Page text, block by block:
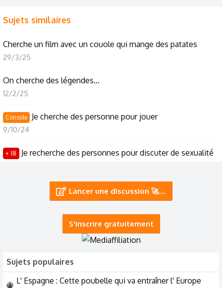
Sujets similaires
Cherche un film avec un couole qui mange des patates
29/3/25
On cherche des légendes...
12/2/25
Console Je cherche des personne pour jouer
9/10/24
+ 18 Je recherche des personnes pour discuter de sexualité
Salut je cherche à discuter avec des jeunes de 18 ans ou plus
Pour me faire des ami(e)s.
Lancer une discussion 🚀…
S'inscrire gratuitement
Sujets populaires
L' Espagne : Cette poubelle qui va entraîner l' Europe